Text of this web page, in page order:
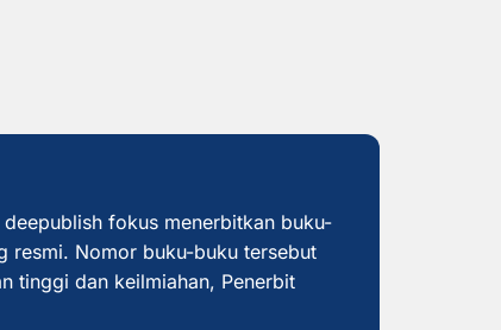
fokus menerbitkan buku-
resmi. Nomor buku-buku tersebut
tinggi dan keilmiahan, Penerbit